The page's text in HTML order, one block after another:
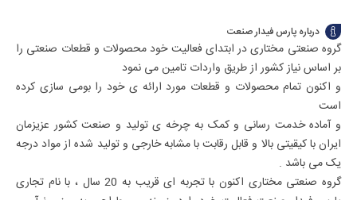
درباره پارس فیدار صنعت
گروه صنعتی مختاری در ابتدای فعالیت خود محصولات و قطعات صنعتی را
بر اساس نیاز کشور از طریق واردات تامین می نمود
و اکنون تمام محصولات و قطعات مورد ارائه ی خود را بومی سازی کرده
است
و آماده خدمت رسانی و کمک به چرخه ی تولید و صنعت کشور عزیزمان
ایران با کیقیتی بالا و قابل رقابت با مشابه خارجی و تولید شده از مواد درجه
یک می باشد .
گروه صنعتی مختاری اکنون با تجربه ای قریب به 20 سال ، با نام تجاری